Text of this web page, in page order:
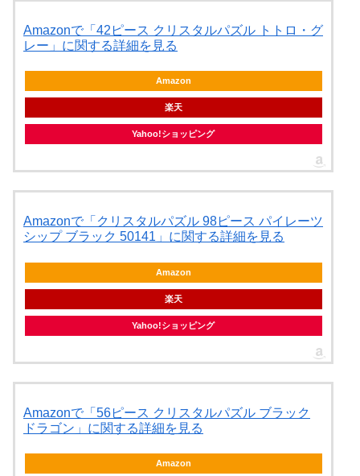
Amazonで「42ピース クリスタルパズル トトロ・グ
レー」に関する詳細を見る
Amazon
楽天
Yahoo!ショッピング
Amazonで「クリスタルパズル 98ピース パイレーツ
シップ ブラック 50141」に関する詳細を見る
Amazon
楽天
Yahoo!ショッピング
Amazonで「56ピース クリスタルパズル ブラック
ドラゴン」に関する詳細を見る
Amazon